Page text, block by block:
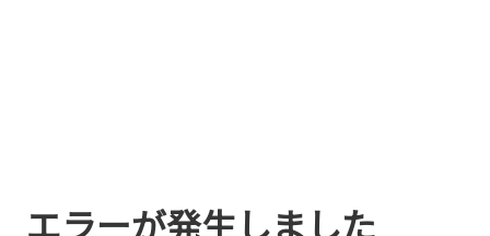
エラーが発生しました